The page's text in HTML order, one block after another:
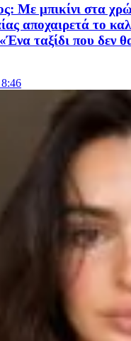
Με μπικίνι στα
αποχαιρετά το
ταξίδι που δεν